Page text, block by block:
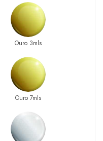
Ouro 3mls
Ouro 7mls